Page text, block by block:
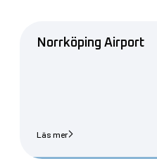
Norrköping Airport
Läs mer